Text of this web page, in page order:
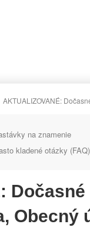
AKTUALIZOVANÉ:
na znamenie
kladené otázky (FAQ)
Obecný